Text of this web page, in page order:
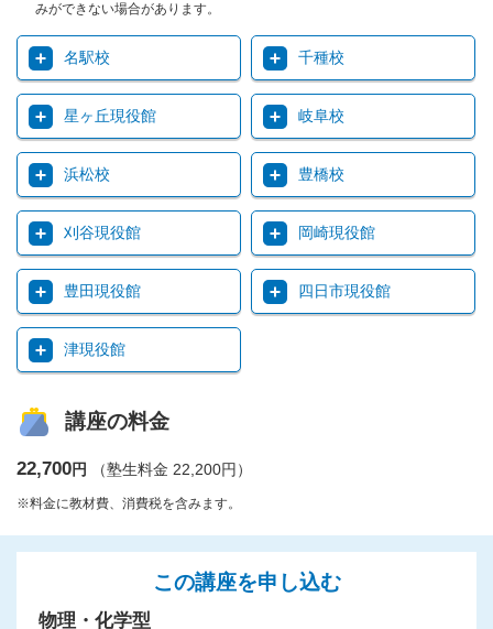
みができない場合があります。
名駅校 千種校
星ヶ丘現役館 岐阜校
浜松校 豊橋校
刈谷現役館 岡崎現役館
豊田現役館 四日市現役館
津現役館
講座の料金
22,700円 （塾生料金 22,200円）
※料金に教材費、消費税を含みます。
この講座を申し込む
物理・化学型